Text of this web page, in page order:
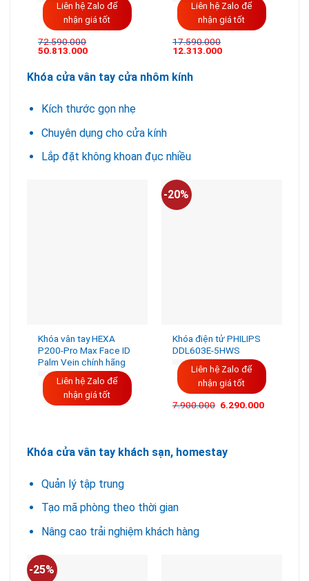
Liên hệ Zalo để
nhận giá tốt
72.590.000
Giá
72.590.000VND.
50.813.000Giá
là:
50.813.000VND.
Liên hệ Zalo để
nhận giá tốt
17.590.000
12.313.000
Khóa cửa vân tay cửa nhôm kính
Kích thước gọn nhẹ
Chuyên dụng cho cửa kính
Lắp đặt không khoan đục nhiều
Khóa vân tay HEXA
P200-Pro Max Face ID
Palm Vein chính hãng
Liên hệ Zalo để
nhận giá tốt
-20%
Khóa điện tử PHILIPS
DDL603E-5HWS
Liên hệ Zalo để
nhận giá tốt
7.900.000 Giá
6.290.000Giá
Khóa cửa vân tay khách sạn, homestay
Quản lý tập trung
Tạo mã phòng theo thời gian
Nâng cao trải nghiệm khách hàng
-25%